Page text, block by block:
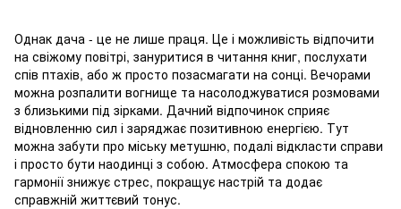
Однак дача - це не лише праця. Це і можливість відпочити
на свіжому повітрі, зануритися в читання книг, послухати
спів птахів, або ж просто позасмагати на сонці. Вечорами
можна розпалити вогнище та насолоджуватися розмовами
з близькими під зірками. Дачний відпочинок сприяє
відновленню сил і заряджає позитивною енергією. Тут
можна забути про міську метушню, подалі відкласти справи
і просто бути наодинці з собою. Атмосфера спокою та
гармонії знижує стрес, покращує настрій та додає
справжній життєвий тонус.